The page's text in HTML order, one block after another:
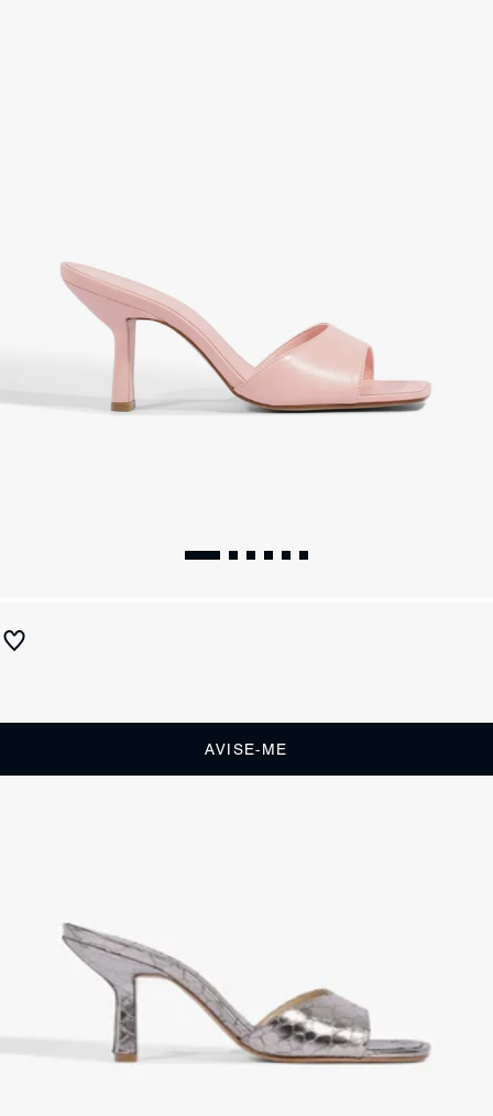
AVISE-ME
garantindo aquele visual digno.Oferece o encaixe perfeito e um mood
minimalista ultra-sofisticado. O salto fino estruturado traz a altura ideal
para elevar o look, literalmente. *Este modelo possui calce pequeno.
Indicamos a compra de um número maior do que o habitual.
CARACTERÍSTICAS